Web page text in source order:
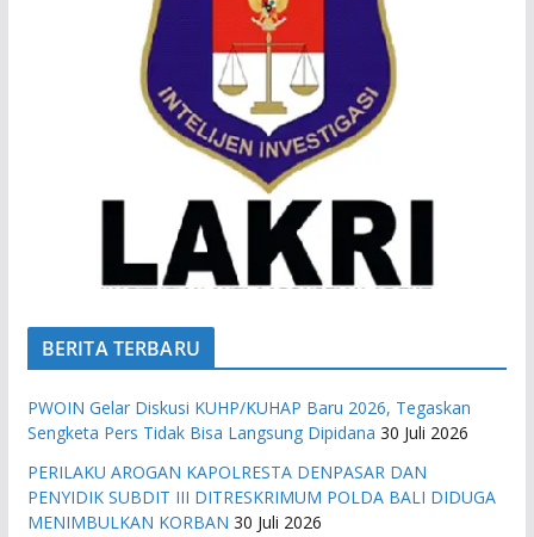
BERITA TERBARU
PWOIN Gelar Diskusi KUHP/KUHAP Baru 2026, Tegaskan
Sengketa Pers Tidak Bisa Langsung Dipidana 30 Juli 2026
PERILAKU AROGAN KAPOLRESTA DENPASAR DAN
PENYIDIK SUBDIT III DITRESKRIMUM POLDA BALI DIDUGA
MENIMBULKAN KORBAN 30 Juli 2026